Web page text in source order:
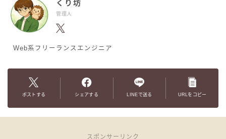
くり坊
管理人
Web系フリーランスエンジニア
ポストする シェアする LINEで送る URLをコピー
スポンサーリンク